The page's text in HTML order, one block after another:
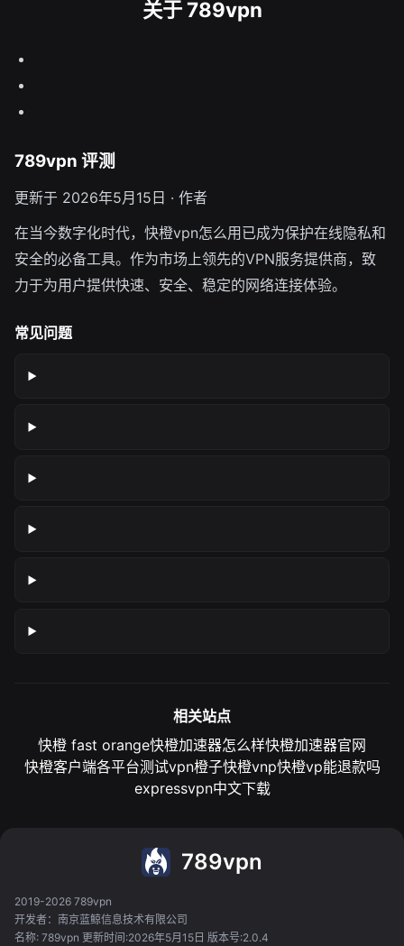
关于 789vpn
789vpn 评测
更新于 2026年5月15日 · 作者
在当今数字化时代，快橙vpn怎么用已成为保护在线隐私和
安全的必备工具。作为市场上领先的VPN服务提供商，致
力于为用户提供快速、安全、稳定的网络连接体验。
常见问题
相关站点
快橙 fast orange快橙加速器怎么样快橙加速器官网
快橙客户端各平台测试vpn橙子快橙vnp快橙vp能退款吗
expressvpn中文下载
789vpn
2019-2026 789vpn
开发者：南京蓝鲸信息技术有限公司
名称: 789vpn 更新时间:2026年5月15日 版本号:2.0.4